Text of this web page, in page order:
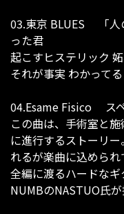
03.東京 BLUES 「人
った君
起こすヒステリック
それが事実 わかってる
04.Esame Fisico ス
この曲は、手術室と
に進行するストーリ
れるが楽曲に込められ
全編に渡るハードな
NUMBのNASTUO氏が